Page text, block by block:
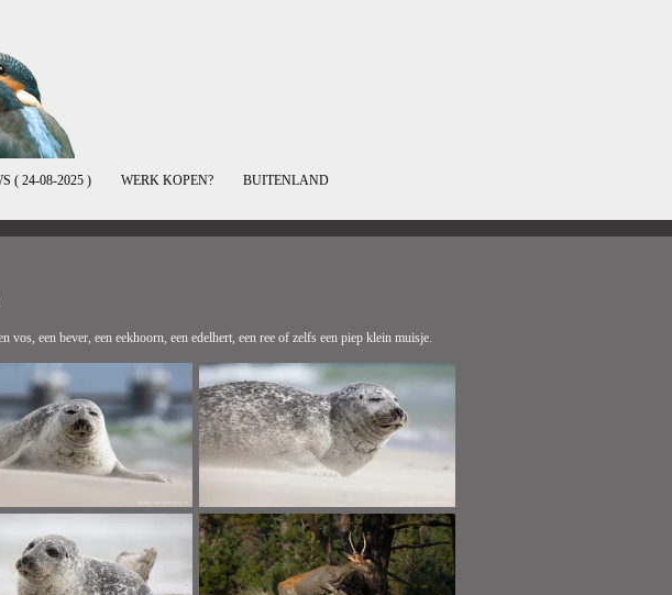
( 24-08-2025 ) WERK KOPEN? BUITENLAND
een bever, een eekhoorn, een edelhert, een ree of zelfs een piep klein muisje.